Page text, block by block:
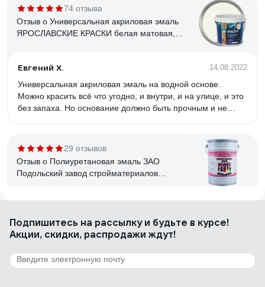
74 отзыва
Отзыв о Универсальная акриловая эмаль
ЯРОСЛАВСКИЕ КРАСКИ белая матовая,
Евгений Х. 14.08.2022
Универсальная акриловая эмаль на водной основе.
Можно красить всё что угодно, и внутри, и на улице, и это
без запаха. Но основание должно быть прочным и не
29 отзывов
Отзыв о Полиуретановая эмаль ЗАО
Подольский завод стройматериалов
За небольшие деньги напоминает эпоксидную краску,
только обращаться с ней проще, сохнет быстрее.
Подпишитесь на рассылкуи будьте в курсе!
Акции, скидки, распродажи ждут!